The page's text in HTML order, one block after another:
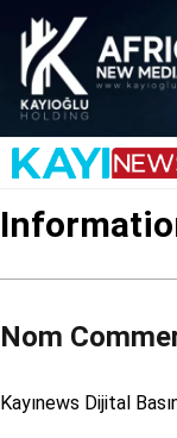
Nom
Kayınews Dijital